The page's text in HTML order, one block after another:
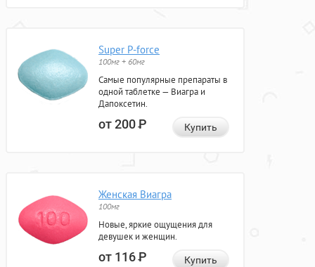
Super P-force
100мг + 60мг
Самые популярные препараты в
одной таблетке — Виагра и
Дапоксетин.
от 200Р Купить
Женская Виагра
100мг
Новые, яркие ощущения для
девушек и женщин.
от 116Р Купить